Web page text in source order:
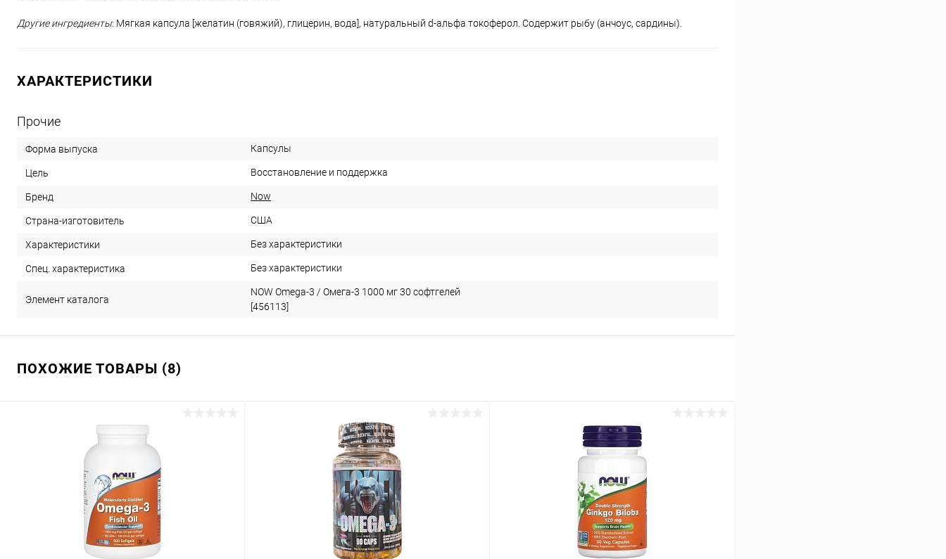
Другие ингредиенты: Мягкая капсула [желатин (говяжий), глицерин, вода], натуральный d-альфа токоферол. Содержит рыбу (анчоус, сардины).
ХАРАКТЕРИСТИКИ
Прочие
Форма выпуска Капсулы
Цель Восстановление и поддержка
Бренд Now
Страна-изготовитель США
Характеристики Без характеристики
Спец. характеристика Без характеристики
Элемент каталога
NOW Omega-3 / Омега-3 1000 мг 30 софтгелей
[456113]
ПОХОЖИЕ ТОВАРЫ (8)